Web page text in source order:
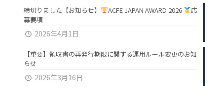
締切りました【お知らせ】 ACFE JAPAN AWARD 2026
応
募要項
2026年4月1日
【重要】領収書の再発行期限に関する運用ルール変更のお知
らせ
2026年3月16日